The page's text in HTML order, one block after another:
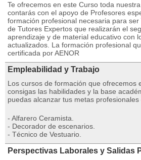
Te ofrecemos en este Curso toda
contarás con el apoyo de Profesores
formación profesional necesaria para ser
de Tutores Expertos que realizarán el
aprendizaje y de material educativo con
actualizados. La formación profesional
certificada por AENOR
Empleabilidad y Trabajo
Los cursos de formación que ofrecemos
consigas las habilidades y la base
puedas alcanzar tus metas
- Alfarero Ceramista.
- Decorador de escenarios.
- Técnico de Vestuario.
Perspectivas Laborales y Salidas